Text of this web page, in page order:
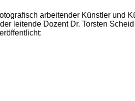
arbeitender Künstler und
leitende Dozent Dr. Torsten